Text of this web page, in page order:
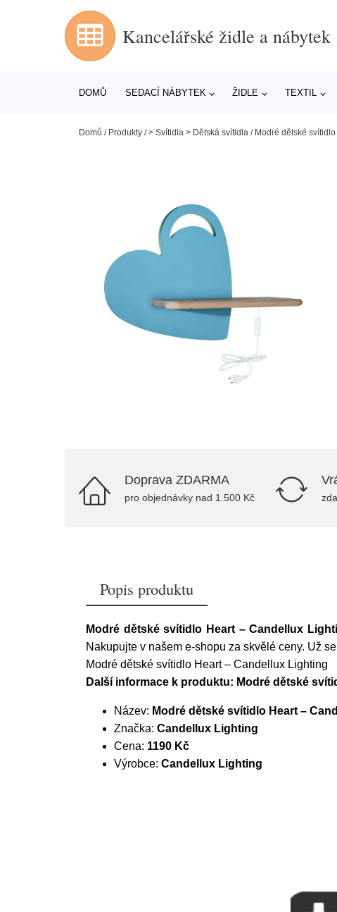
Kancelářské židle a nábytek
DOMŮ SEDACÍ NÁBYTEK ŽIDLE TEXTIL
Domů / Produkty /> Svítidla > Dětská svítidla / Modré dětské
Doprava ZDARMA
pro objednávky nad 1.500 Kč
Popis produktu
Modré dětské svítidlo Heart – Candellux
Nakupujte v našem e-shopu za skvělé ceny. Už
Modré dětské svítidlo Heart – Candellux Lighting
Další informace k produktu: Modré dětské
Název: Modré dětské svítidlo Heart –
Značka: Candellux Lighting
Cena: 1190 Kč
Výrobce: Candellux Lighting